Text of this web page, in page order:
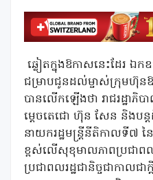
ឆ្លៀតក្នុងឱកាសនេះដែរ ឯកឧ
ជម្រាបជូនដល់ម្ចាស់ក្រុមហ៊ុនឱ
បានលើកឡើងថា រាជរដ្ឋាភិ
ម្តេចតេជោ ហ៊ុន សែន និងប
នាយករដ្ឋមន្ត្រីនីតិកាលទី៧ ន
ខ្ពស់លើសុខុមាលភាពប្រជាព
ប្រជាពលរដ្ឋជានិច្ចជាកាលជា